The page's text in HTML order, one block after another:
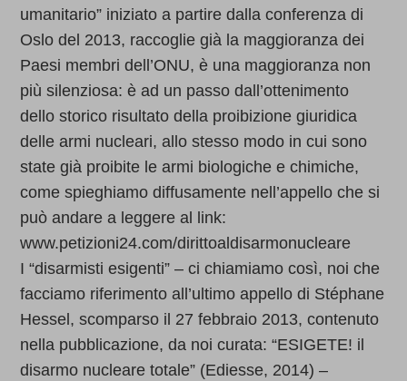
umanitario” iniziato a partire dalla conferenza di
Oslo del 2013, raccoglie già la maggioranza dei
Paesi membri dell’ONU, è una maggioranza non
più silenziosa: è ad un passo dall’ottenimento
dello storico risultato della proibizione giuridica
delle armi nucleari, allo stesso modo in cui sono
state già proibite le armi biologiche e chimiche,
come spieghiamo diffusamente nell’appello che si
può andare a leggere al link:
www.petizioni24.com/dirittoaldisarmonucleare
I “disarmisti esigenti” – ci chiamiamo così, noi che
facciamo riferimento all’ultimo appello di Stéphane
Hessel, scomparso il 27 febbraio 2013, contenuto
nella pubblicazione, da noi curata: “ESIGETE! il
disarmo nucleare totale” (Ediesse, 2014) –